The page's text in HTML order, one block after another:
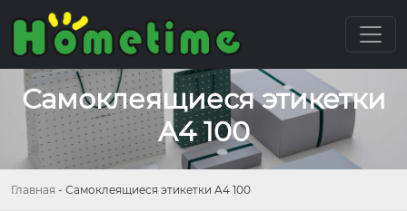
Самоклеящиеся этикетки
A4 100
Главная - Самоклеящиеся этикетки A4 100